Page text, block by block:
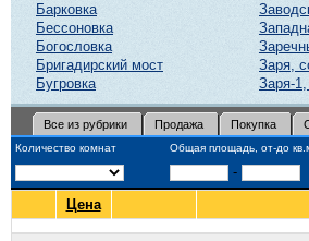
Барковка
Бессоновка
Богословка
Бригадирский мост
Бугровка
Заря,
Заря-
Все из рубрики Продажа Покупка
Количество комнат Общая площадь, от-до
-
Цена